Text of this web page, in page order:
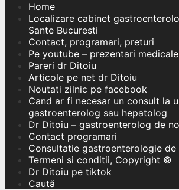
Home
Localizare cabinet
Sante Bucuresti
Contact, programari, preturi
Pe youtube – prezentari medicale
Pareri dr Ditoiu
Articole pe net dr Ditoiu
Noutati zilnic pe facebook
Cand ar fi necesar un consult la
gastroenterolog sau hepatolog
Dr Ditoiu – gastroenterolog de
Contact programari
Consultatie gastroenterologie de
Termeni si conditii, Copyright ©
Dr Ditoiu pe tiktok
Caută